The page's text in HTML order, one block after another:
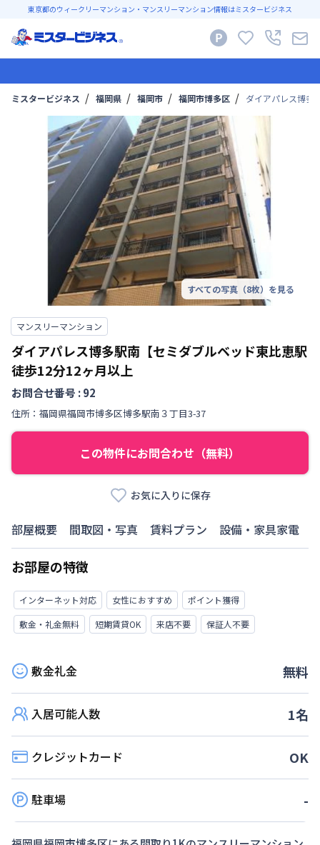
東京都のウィークリーマンション・マンスリーマンション情報はミスタービジネス
ミスタービジネス 福岡県 福岡市 福岡市博多区 ダイアパレス博多
すべての写真（8枚）を見る
マンスリーマンション
ダイアパレス博多駅南【セミダブルベッド東比恵駅
徒歩12分12ヶ月以上
お問合せ番号 :92
住所： 福岡県福岡市博多区博多駅南３丁目3-37
この物件にお問合わせ（無料）
お気に入りに保存
部屋概要 間取図・写真 賃料プラン 設備・家具家電
お部屋の特徴
インターネット対応 女性におすすめ
ポイント獲得
敷金・礼金無料
短期賃貸OK 来店不要 保証人不要
敷金礼金 無料
入居可能人数 1名
クレジットカード OK
駐車場 -